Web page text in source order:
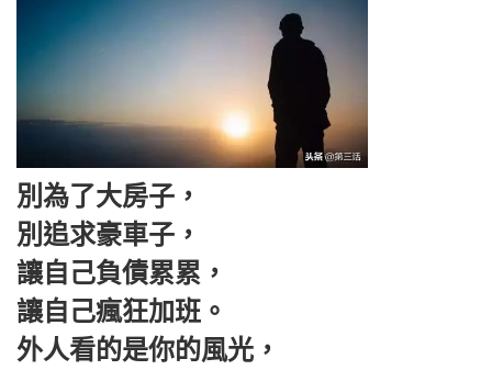
別為了大房子，
別追求豪車子，
讓自己負債累累，
讓自己瘋狂加班。
外人看的是你的風光，